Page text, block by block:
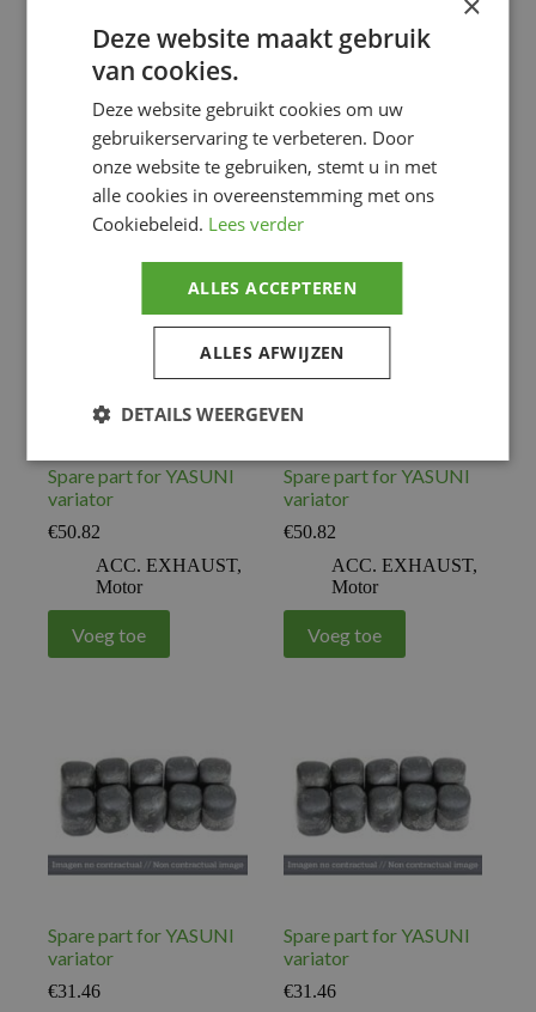
variator
31.01
ACC. EXHAUST,
Motor
Voeg toe
Spare part for YASUNI
variator
ACC. EXHAUST
Motor
Voeg toe
Spare part for YASUNI
variator
€50.82
ACC. EXHAUST,
Motor
Voeg toe
Spare part for YASUNI
variator
€50.82
ACC. EXHAUST,
Motor
Voeg toe
Spare part for YASUNI
variator
€31.46
Spare part for YASUNI
variator
€31.46
Deze website maakt gebruik
van cookies.
Deze website gebruikt cookies om uw
gebruikerservaring te verbeteren. Door
onze website te gebruiken, stemt u in met
alle cookies in overeenstemming met ons
Cookiebeleid. Lees verder
ALLES ACCEPTEREN
ALLES AFWIJZEN
DETAILS WEERGEVEN